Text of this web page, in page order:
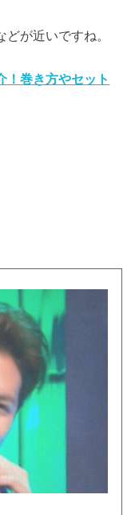
が近いですね。
！巻き方やセット